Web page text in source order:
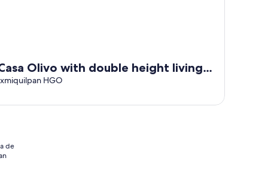
Olivo with double height living
surrounded by a large garden.
HGO
de